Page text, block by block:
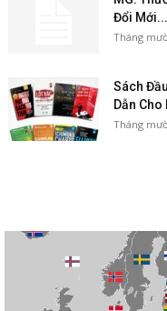
Đổi Mới...
Tháng
Sách
Dẫn
Tháng